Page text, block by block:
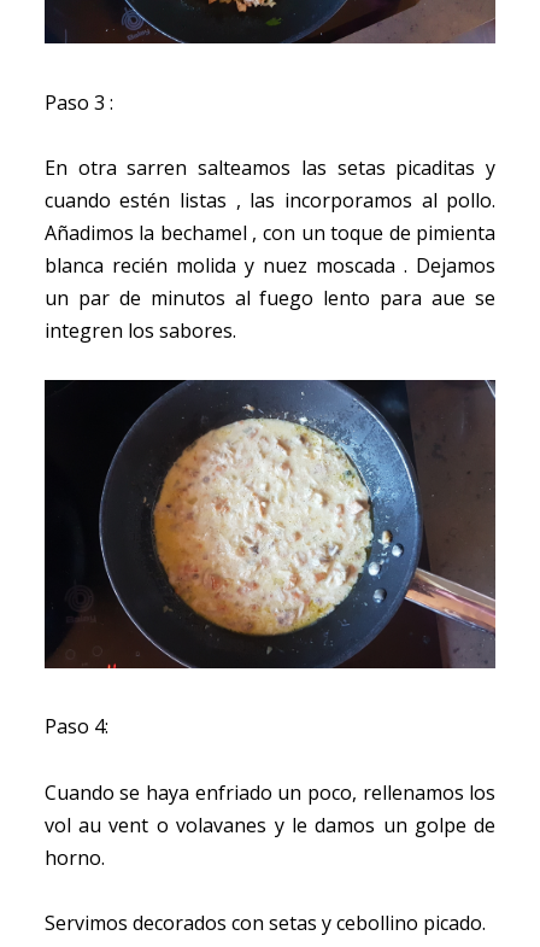
Paso 3 :
En otra sarren salteamos las setas picaditas y
cuando estén listas , las incorporamos al pollo.
Añadimos la bechamel , con un toque de pimienta
blanca recién molida y nuez moscada . Dejamos
un par de minutos al fuego lento para aue se
integren los sabores.
Paso 4:
Cuando se haya enfriado un poco, rellenamos los
vol au vent o volavanes y le damos un golpe de
horno.
Servimos decorados con setas y cebollino picado.